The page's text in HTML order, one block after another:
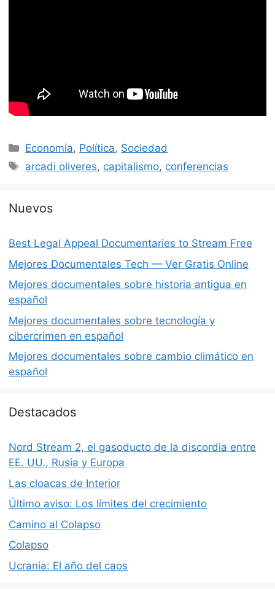
Categorías
Economía, Política, Sociedad
Etiquetas
arcadi oliveres, capitalismo, conferencias
Nuevos
Best Legal Appeal Documentaries to Stream Free
Mejores Documentales Tech — Ver Gratis Online
Mejores documentales sobre historia antigua en
español
Mejores documentales sobre tecnología y
cibercrimen en español
Mejores documentales sobre cambio climático en
español
Destacados
Nord Stream 2, el gasoducto de la discordia entre
EE. UU., Rusia y Europa
Las cloacas de Interior
Último aviso: Los límites del crecimiento
Camino al Colapso
Colapso
Ucrania: El año del caos